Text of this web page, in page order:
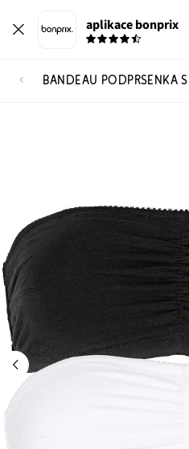
aplikace bonprix